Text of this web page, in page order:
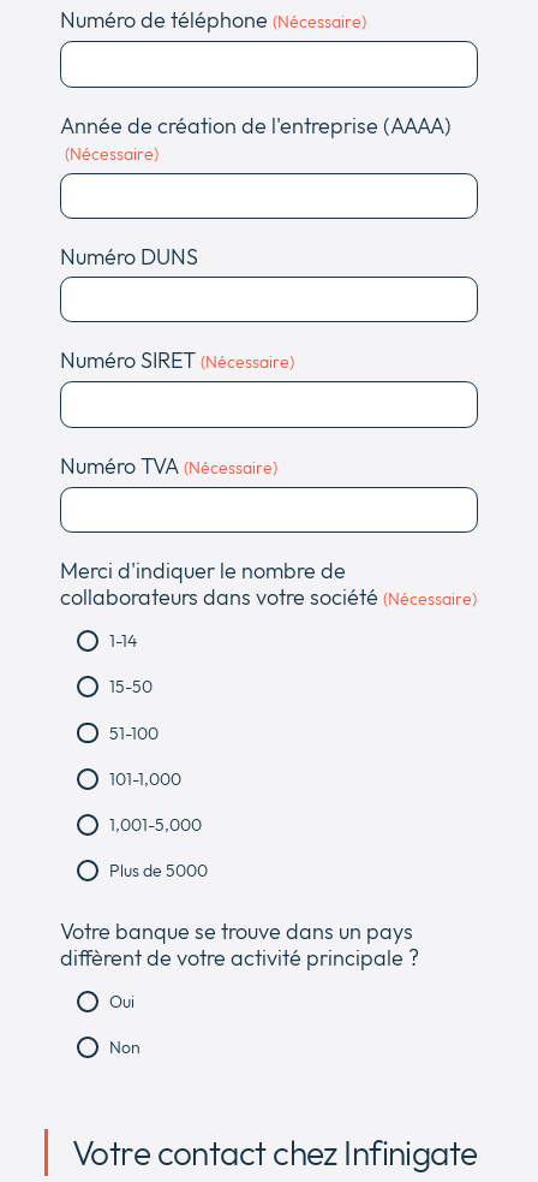
Numéro de téléphone (Nécessaire)
Année de création de l'entreprise (AAAA)
(Nécessaire)
Numéro DUNS
Numéro SIRET (Nécessaire)
Numéro TVA (Nécessaire)
Merci d'indiquer le nombre de
collaborateurs dans votre société (Nécessaire)
1-14
15-50
51-100
101-1,000
1,001-5,000
Plus de 5000
Votre banque se trouve dans un pays
diffèrent de votre activité principale ?
Oui
Non
Votre contact chez Infinigate